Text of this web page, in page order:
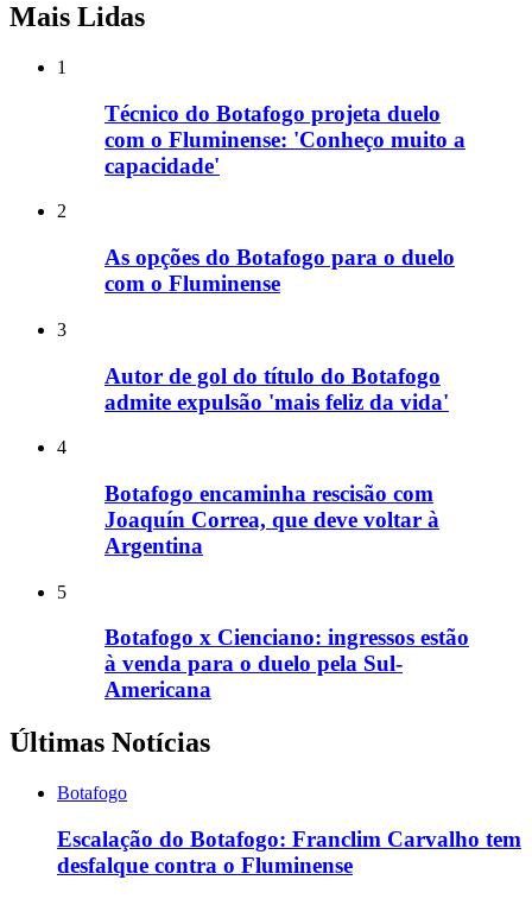
Mais Lidas
1
Técnico do Botafogo projeta duelo
com o Fluminense: 'Conheço muito a
capacidade'
2
As opções do Botafogo para o duelo
com o Fluminense
3
Autor de gol do título do Botafogo
admite expulsão 'mais feliz da vida'
4
Botafogo encaminha rescisão com
Joaquín Correa, que deve voltar à
Argentina
5
Botafogo x Cienciano: ingressos estão
à venda para o duelo pela Sul-
Americana
Últimas Notícias
Botafogo
Escalação do Botafogo: Franclim Carvalho tem
desfalque contra o Fluminense